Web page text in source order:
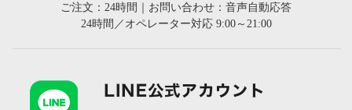
ご注文：24時間｜お問い合わせ：音声自動応答
24時間／オペレーター対応 9:00～21:00